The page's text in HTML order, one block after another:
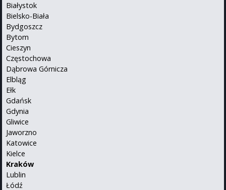
Białystok
Bielsko-Biała
Bydgoszcz
Bytom
Cieszyn
Częstochowa
Dąbrowa Górnicza
Elbląg
Ełk
Gdańsk
Gdynia
Gliwice
Jaworzno
Katowice
Kielce
Kraków
Lublin
Łódź